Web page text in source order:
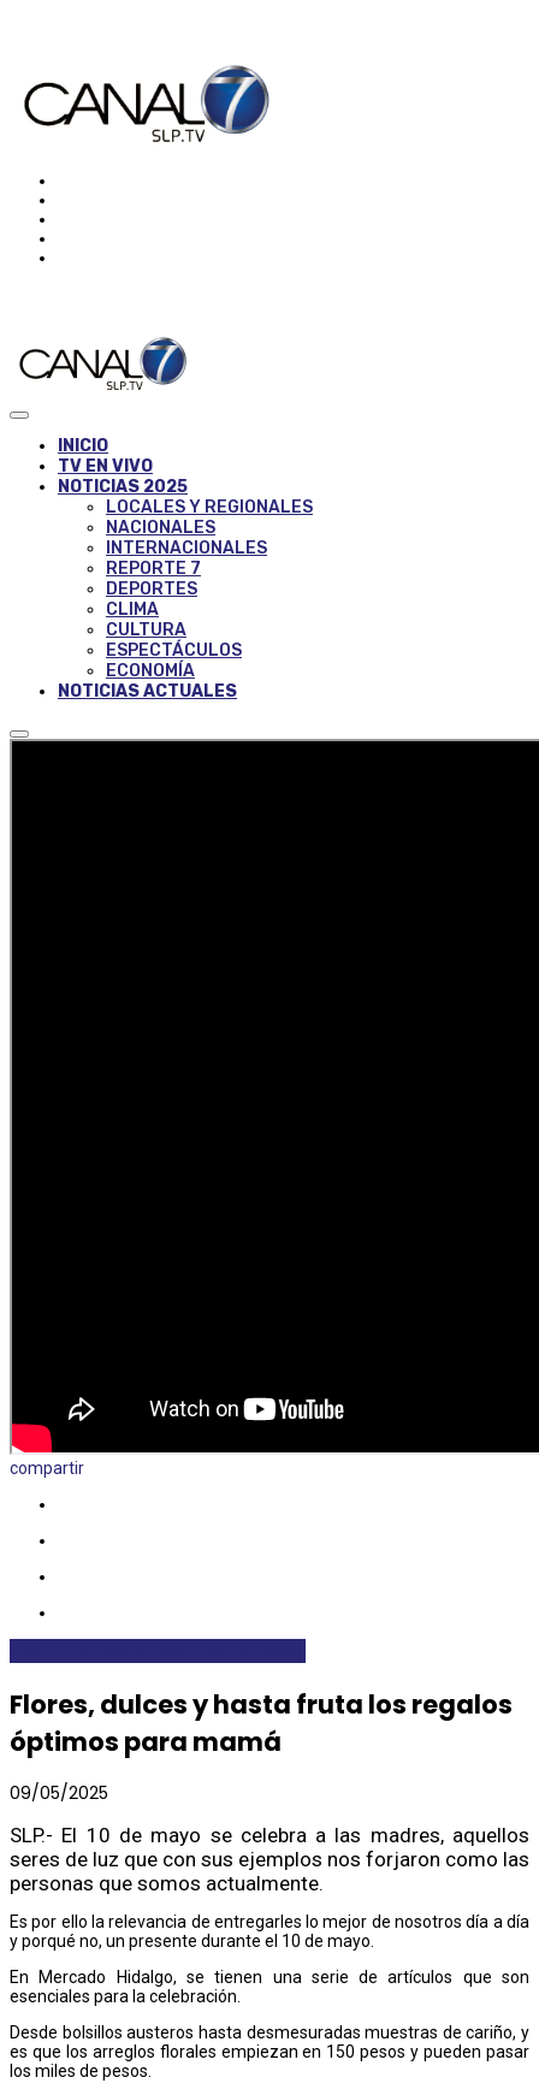
INICIO
TV EN VIVO
NOTICIAS 2025
LOCALES Y REGIONALES
NACIONALES
INTERNACIONALES
REPORTE 7
DEPORTES
CLIMA
CULTURA
ESPECTÁCULOS
ECONOMÍA
NOTICIAS ACTUALES
compartir
Flores, dulces y hasta fruta los regalos
óptimos para mamá
09/05/2025
SLP.- El 10 de mayo se celebra a las madres, aquellos
seres de luz que con sus ejemplos nos forjaron como las
personas que somos actualmente.
Es por ello la relevancia de entregarles lo mejor de nosotros día a día
y porqué no, un presente durante el 10 de mayo.
En Mercado Hidalgo, se tienen una serie de artículos que son
esenciales para la celebración.
Desde bolsillos austeros hasta desmesuradas muestras de cariño, y
es que los arreglos florales empiezan en 150 pesos y pueden pasar
los miles de pesos.